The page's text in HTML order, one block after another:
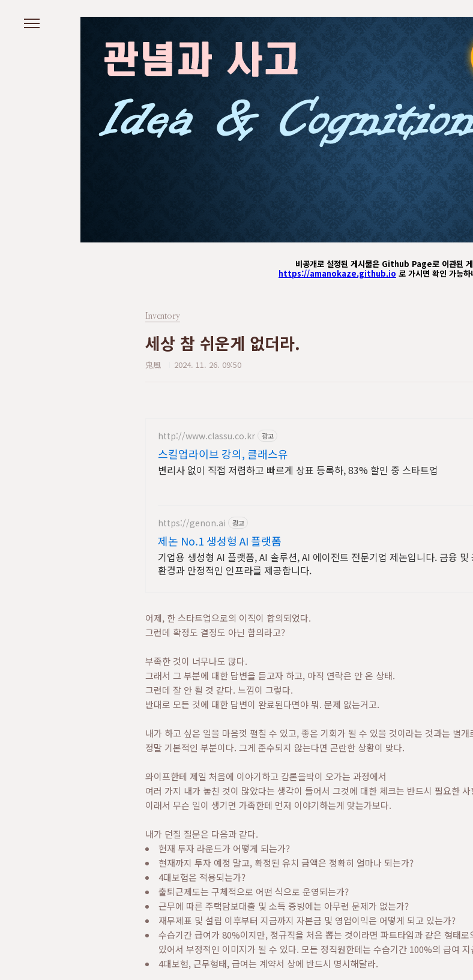
비공개로 설정된 게시물은 Github Page로 이관된
https://amanokaze.github.io 로 가시면 확인 가능
Inventory
세상 참 쉬운게 없더라.
鬼風 2024. 11. 26. 09:50
http://www.classu.co.kr 광고
스킬업라이브 강의, 클래스유
변리사 없이 직접 저렴하고 빠르게 상표 등록하, 83% 할인 중 스타트업
https://genon.ai 광고
제논 No.1 생성형 AI 플랫폼
기업용 생성형 AI 플랫폼, AI 솔루션, AI 에이전트 전문기업 제논입니다. 금융
환경과 안정적인 인프라를 제공합니다.
어제, 한 스타트업으로의 이직이 합의되었다.
그런데 확정도 결정도 아닌 합의라고?
부족한 것이 너무나도 많다.
그래서 그 부분에 대한 답변을 듣고자 하고, 아직 연락은 안 온 상태.
그런데 잘 안 될 것 같다. 느낌이 그렇다.
반대로 모든 것에 대한 답변이 완료된다면야 뭐. 문제 없는거고.
내가 하고 싶은 일을 마음껏 펼칠 수 있고, 좋은 기회가 될 수 있을 것이라는 것과는 별개
정말 기본적인 부분이다. 그게 준수되지 않는다면 곤란한 상황이 맞다.
와이프한테 제일 처음에 이야기하고 갑론을박이 오가는 과정에서
여러 가지 내가 놓친 것이 많았다는 생각이 들어서 그것에 대한 체크는 반드시 필요한 사
이래서 무슨 일이 생기면 가족한테 먼저 이야기하는게 맞는가보다.
내가 던질 질문은 다음과 같다.
현재 투자 라운드가 어떻게 되는가?
현재까지 투자 예정 말고, 확정된 유치 금액은 정확히 얼마나 되는가?
4대보험은 적용되는가?
출퇴근제도는 구체적으로 어떤 식으로 운영되는가?
근무에 따른 주택담보대출 및 소득 증빙에는 아무런 문제가 없는가?
재무제표 및 설립 이후부터 지금까지 자본금 및 영업이익은 어떻게 되고 있는가?
수습기간 급여가 80%이지만, 정규직을 처음 뽑는 것이라면 파트타임과 같은 형태
있어서 부정적인 이미지가 될 수 있다. 모든 정직원한테는 수습기간 100%의 급여
4대보험, 근무형태, 급여는 계약서 상에 반드시 명시해달라.